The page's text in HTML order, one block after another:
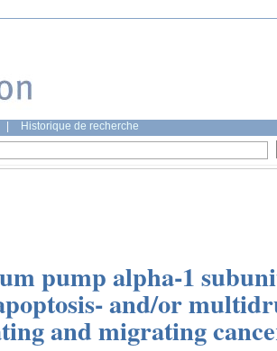
Historique de recherche
pump alpha-1
and/or
and migrating